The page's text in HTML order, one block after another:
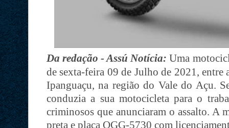
Da redação - Assú Notícia:Uma
de sexta-feira 09 de Julho de 2021, entre
Ipanguaçu, na região do Vale do Açu.
conduzia a sua motocicleta para o
criminosos que anunciaram o assalto. A
preta e placa QGG-5730 com